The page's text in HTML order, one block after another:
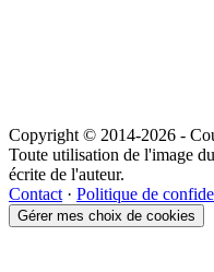
Copyright © 2014-2026 -
Toute utilisation de l'image
écrite de l'auteur.
Contact · Politique de
Gérer mes choix de cookies